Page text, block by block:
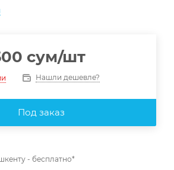
сум/шт
Нашли дешевле?
Под заказ
- бесплатно*